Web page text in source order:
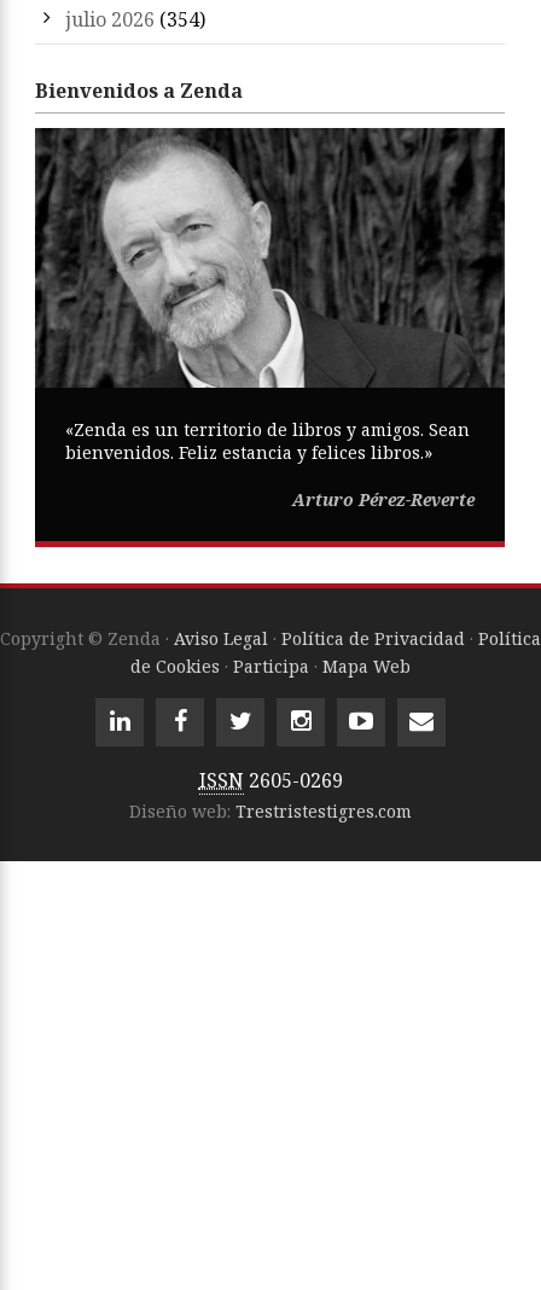
julio 2026 (354)
Bienvenidos a Zenda
«Zenda es un territorio de libros y amigos. Sean
bienvenidos. Feliz estancia y felices libros.»
Arturo Pérez-Reverte
Copyright © Zenda · Aviso Legal · Política de Privacidad · Política
de Cookies · Participa · Mapa Web
ISSN 2605-0269
Diseño web: Trestristestigres.com